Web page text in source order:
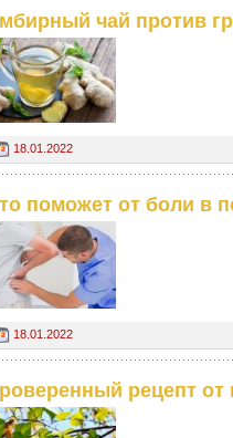
чай против
18.01.2022
поможет от боли в
18.01.2022
рецепт от